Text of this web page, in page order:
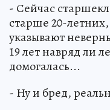
- Сейчас
старше 20-
указывают
19 лет навряд ли
домогалась...
- Ну и бред,